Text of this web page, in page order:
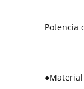
Potencia
●Material